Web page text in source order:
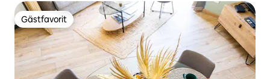
Gästfavorit
Gästfavorit